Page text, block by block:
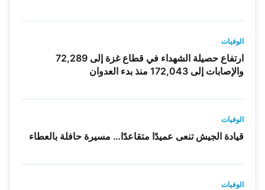
الوفيات
ارتفاع حصيلة الشهداء في قطاع غزة إلى 72,289
والإصابات إلى 172,043 منذ بدء العدوان
الوفيات
قيادة الجيش تنعى عميدًا متقاعدًا… مسيرة حافلة بالعطاء
الوفيات